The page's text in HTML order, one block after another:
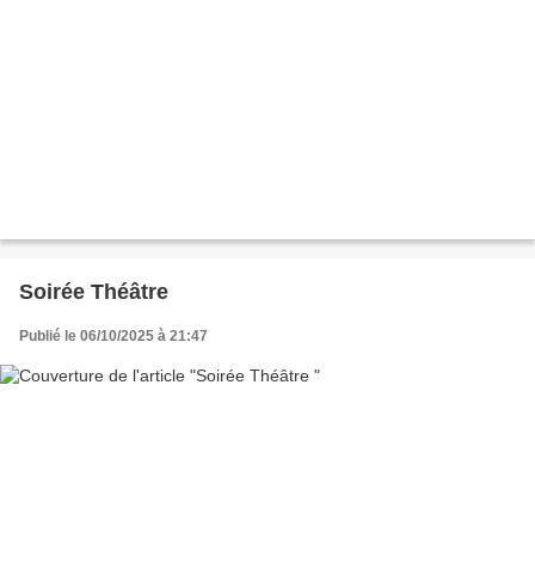
Soirée Théâtre
Publié le 06/10/2025 à 21:47